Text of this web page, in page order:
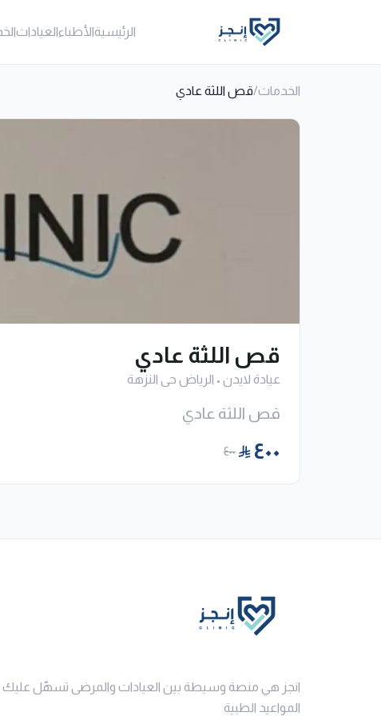
الرئيسيةالأطباءالعيادات
الخدمات/قص اللثة عادي
قص اللثة عادي
عيادة لايدن• الرياض حى النزهة
قص اللثة عادي
٤٠٠ ٤٠٠
انجز هي منصة وسيطة بين العيادات والمرضى تسهّل عليك
المواعيد الطبية